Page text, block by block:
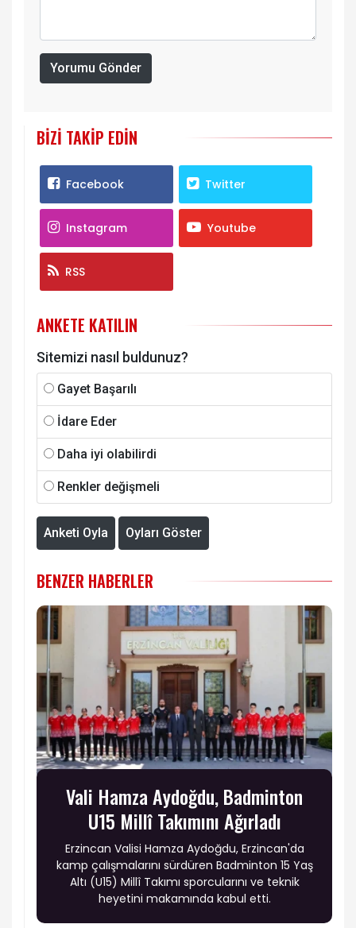
Yorumu Gönder
BIZI TAKIP EDIN
Facebook Twitter
Instagram Youtube
RSS
ANKETE KATILIN
Sitemizi nasıl buldunuz?
Gayet Başarılı
İdare Eder
Daha iyi olabilirdi
Renkler değişmeli
Anketi Oyla Oyları Göster
BENZER HABERLER
Vali Hamza Aydoğdu, Badminton
U15 Millî Takımını Ağırladı
Erzincan Valisi Hamza Aydoğdu, Erzincan'da
kamp çalışmalarını sürdüren Badminton 15 Yaş
Altı (U15) Millî Takımı sporcularını ve teknik
heyetini makamında kabul etti.